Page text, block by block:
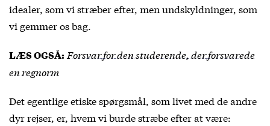
idealer, som vi stræber efter, men undskyldninger, som
vi gemmer os bag.
LÆS OGSÅ: Forsvar for den studerende, der forsvarede
en regnorm
Det egentlige etiske spørgsmål, som livet med de andre
dyr rejser, er, hvem vi burde stræbe efter at være: